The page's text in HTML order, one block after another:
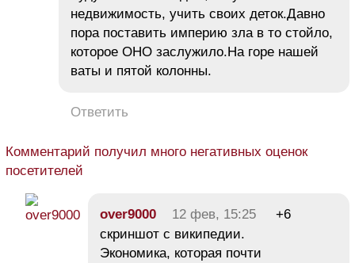
недвижимость, учить своих деток.Давно
пора поставить империю зла в то стойло,
которое ОНО заслужило.На горе нашей
ваты и пятой колонны.
Ответить
Комментарий получил много негативных оценок
посетителей
over9000 12 фев, 15:25
+6
скриншот с википедии.
Экономика, которая почти